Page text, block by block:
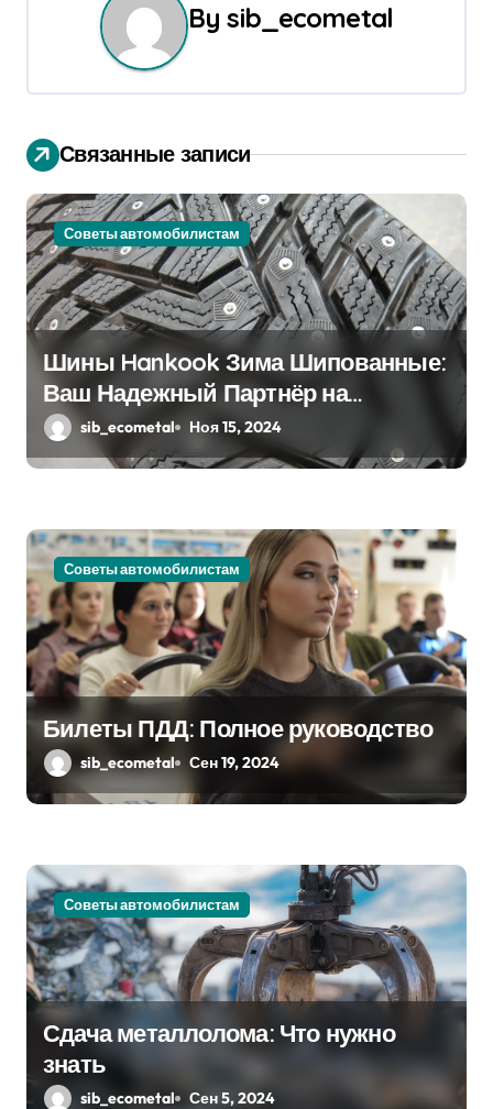
ц
и
я
п
о
з
а
п
и
я
м
Bysib_ecometal
Связанные записи
Советы автомобилистам
Шины Hankook Зима Шипованные:
Ваш Надежный Партнёр на
Снежных Дорогах
sib_ecometal Ноя 15, 2024
Советы автомобилистам
Билеты ПДД: Полное руководство
sib_ecometal Сен 19, 2024
Советы автомобилистам
Сдача металлолома: Что нужно
знать
sib_ecometal Сен 5, 2024